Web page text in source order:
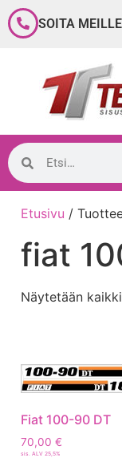
SOITA MEILLE
Etusivu /
fiat
Näytetään
Fiat 100-90 DT
70,00 €
sis. ALV 25,5%